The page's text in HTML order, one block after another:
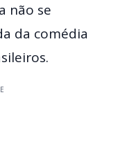
não se
da comédia